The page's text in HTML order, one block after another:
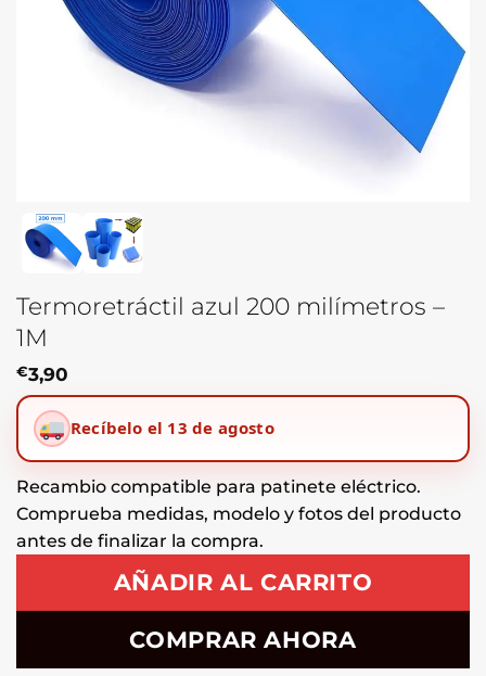
Termoretráctil azul 200 milímetros –
1M
€3,90
Recíbelo el 13 de agosto
Recambio compatible para patinete eléctrico.
Comprueba medidas, modelo y fotos del producto
antes de finalizar la compra.
AÑADIR AL CARRITO
COMPRAR AHORA